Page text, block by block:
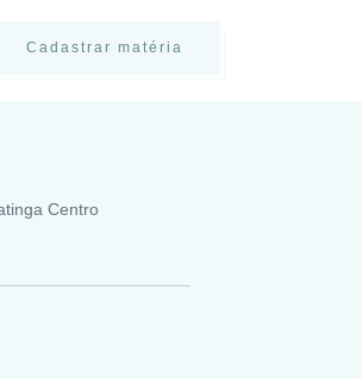
Cadastrar matéria
Centro